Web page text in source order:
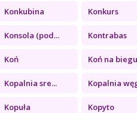
Konkubina Konkurs
Konsola (pod... Kontrabas
Koń Koń na
Kopalnia sre... Kopalnia
Kopuła Kopyto